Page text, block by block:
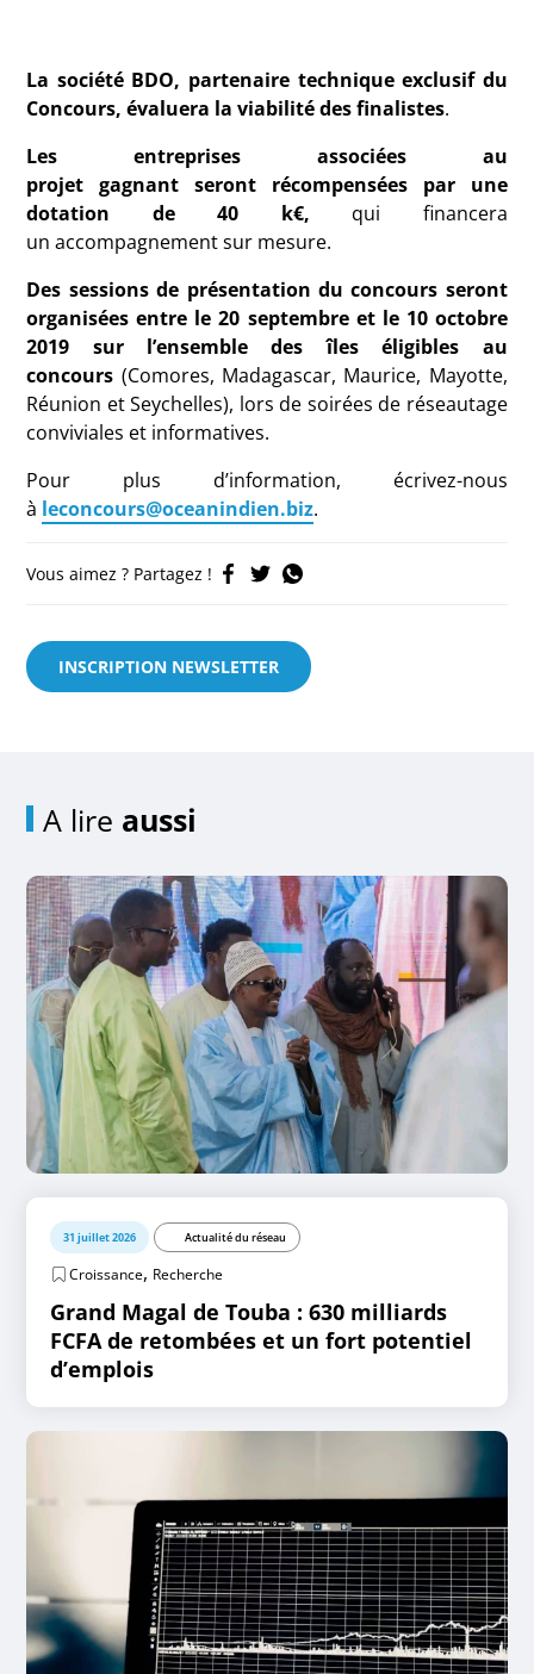
La société BDO, partenaire technique exclusif du
Concours, évaluera la viabilité des finalistes.
Les entreprises associées au
projetgagnantseront récompenséespar une
dotation de 40 k€, qui financera
unaccompagnement sur mesure.
Des sessions de présentation du concours seront
organisées entre le 20 septembre et le 10 octobre
2019 sur l’ensemble des îles éligibles au
concours (Comores, Madagascar, Maurice, Mayotte,
Réunion et Seychelles), lors de soirées de réseautage
conviviales et informatives.
Pour plus d’information,
écrivez-nous
à leconcours@oceanindien.biz.
Vous aimez ? Partagez !
INSCRIPTION NEWSLETTER
A lire aussi
31 juillet 2026 Actualité du réseau
Croissance, Recherche
Grand Magal de Touba : 630 milliards
FCFA de retombées et un fort potentiel
d’emplois